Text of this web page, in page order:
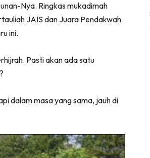
Nya. Ringkas mukadimah
JAIS dan Juara Pendakwah
ini.
Pasti akan ada satu
dalam masa yang sama, jauh di